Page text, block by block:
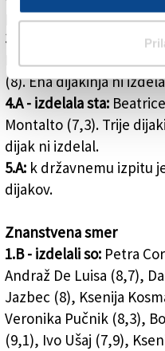
preloženo.
3.A - izdelali so:
Jana
Nina Malalan (8,2),
(8). Ena dijakinja ni
4.A - izdelala sta:
Montalto (7,3). Trije
dijak ni izdelal.
5.A: k državnemu izpitu
dijakov.
Znanstvena smer
1.B - izdelali so: Petra
Andraž De Luisa (8,7),
Jazbec (8), Ksenija
Veronika Pučnik (8,3),
(9,1), Ivo Ušaj (7,9),